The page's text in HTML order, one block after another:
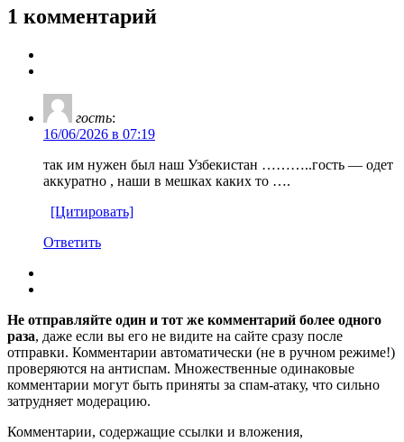
1 комментарий
гость:
16/06/2026 в 07:19
так им нужен был наш Узбекистан ………..гость — одет
аккуратно , наши в мешках каких то ….
[Цитировать]
Ответить
Не отправляйте один и тот же комментарий более одного
раза, даже если вы его не видите на сайте сразу после
отправки. Комментарии автоматически (не в ручном режиме!)
проверяются на антиспам. Множественные одинаковые
комментарии могут быть приняты за спам-атаку, что сильно
затрудняет модерацию.
Комментарии, содержащие ссылки и вложения,